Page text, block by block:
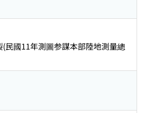
民國11年測圖参謀本部陸地測量總